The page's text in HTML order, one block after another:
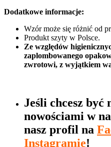
Dodatkowe informacje:
Wzór może się różnić od
Produkt szyty w Polsce.
Ze względów
zaplombowanego
zwrotowi, z wyjątkiem
Jeśli chcesz być
nowościami w
nasz profil na
Instagramie!